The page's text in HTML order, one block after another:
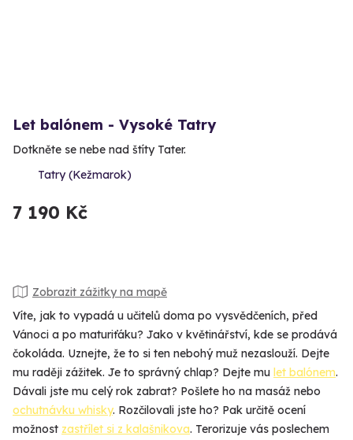
Let balónem - Vysoké Tatry
Dotkněte se nebe nad štíty Tater.
Tatry (Kežmarok)
7 190 Kč
Zobrazit zážitky na mapě
Víte, jak to vypadá u učitelů doma po vysvědčeních, před
Vánoci a po maturiťáku? Jako v květinářství, kde se prodává
čokoláda. Uznejte, že to si ten nebohý muž nezaslouží. Dejte
mu raději zážitek. Je to správný chlap? Dejte mu let balónem.
Dávali jste mu celý rok zabrat? Pošlete ho na masáž nebo
ochutnávku whisky. Rozčilovali jste ho? Pak určitě ocení
možnost zastřílet si z kalašnikova. Terorizuje vás poslechem